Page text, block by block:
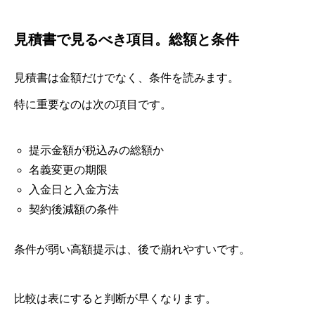
見積書で見るべき項目。総額と条件
見積書は金額だけでなく、条件を読みます。
特に重要なのは次の項目です。
提示金額が税込みの総額か
名義変更の期限
入金日と入金方法
契約後減額の条件
条件が弱い高額提示は、後で崩れやすいです。
比較は表にすると判断が早くなります。